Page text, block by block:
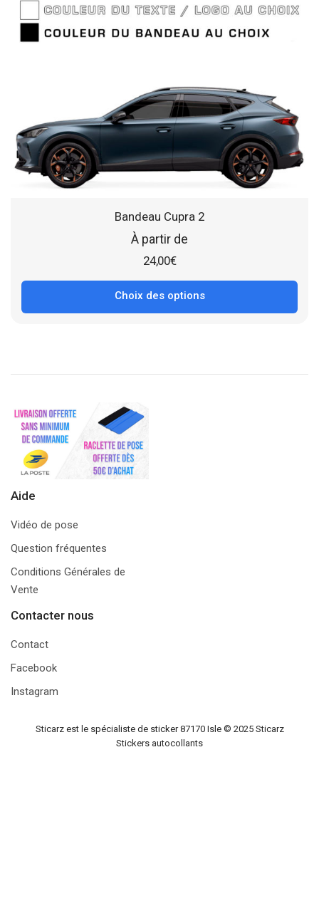
Bandeau Cupra 2
À partir de
24,00€
Choix des options
Aide
Vidéo de pose
Question fréquentes
Conditions Générales de
Vente
Contacter nous
Contact
Facebook
Instagram
Sticarz est le spécialiste de sticker 87170 Isle © 2025 Sticarz
Stickers autocollants